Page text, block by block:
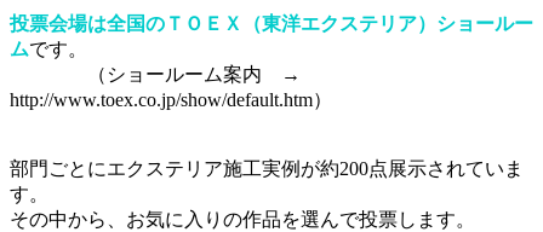
投票会場は全国のＴＯＥＸ（東洋エクステリア）ショールー
ムです。
（ショールーム案内 →
http://www.toex.co.jp/show/default.htm）
部門ごとにエクステリア施工実例が約200点展示されていま
す。
その中から、お気に入りの作品を選んで投票します。